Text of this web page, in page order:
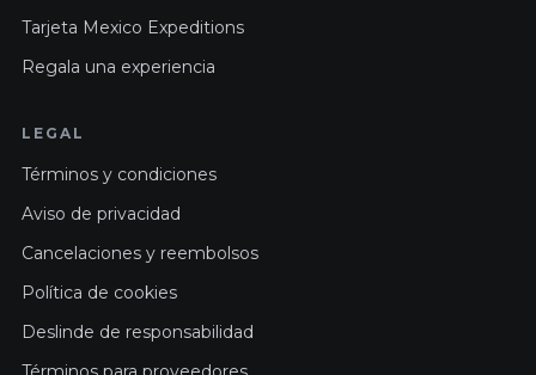
Tarjeta Mexico Expeditions
Regala una experiencia
LEGAL
Términos y condiciones
Aviso de privacidad
Cancelaciones y reembolsos
Política de cookies
Deslinde de responsabilidad